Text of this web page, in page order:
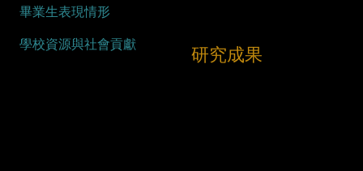
畢業生表現情形
學校資源與社會貢獻
研究成果